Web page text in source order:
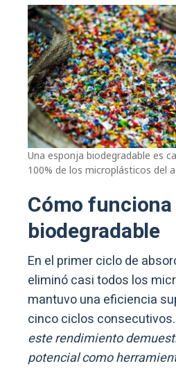
Una esponja biodegradable es
100% de los microplásticos del
Cómo
biodegradable
En el primer ciclo de
eliminó casi todos los
mantuvo una eficiencia
cinco ciclos
este rendimiento
potencial como